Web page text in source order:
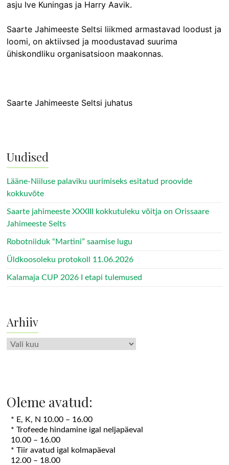
asju Ive Kuningas ja Harry Aavik.
Saarte Jahimeeste Seltsi liikmed armastavad loodust ja
loomi, on aktiivsed ja moodustavad suurima
ühiskondliku organisatsioon maakonnas.
Saarte Jahimeeste Seltsi juhatus
Uudised
Lääne-Niiluse palaviku uurimiseks esitatud proovide
kokkuvõte
Saarte jahimeeste XXXIII kokkutuleku võitja on Orissaare
Jahimeeste Selts
Robotniiduk “Martini” saamise lugu
Üldkoosoleku protokoll 11.06.2026
Kalamaja CUP 2026 I etapi tulemused
Arhiiv
Arhiiv
Oleme avatud:
* E, K, N 10.00 – 16.00
* Trofeede hindamine igal neljapäeval
10.00 – 16.00
* Tiir avatud igal kolmapäeval
12.00 – 18.00